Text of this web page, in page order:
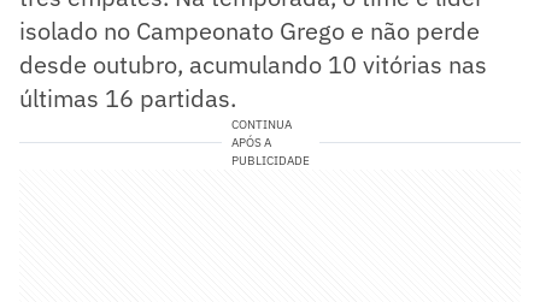
isolado no Campeonato Grego e não perde
desde outubro, acumulando 10 vitórias nas
últimas 16 partidas.
CONTINUA
APÓS A
PUBLICIDADE